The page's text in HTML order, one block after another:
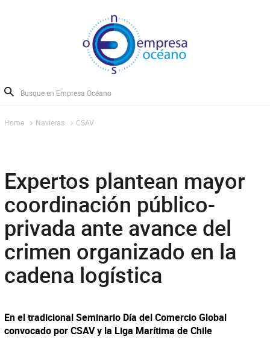
Home Navieras CSAV
Expertos plantean mayor
coordinación público-
privada ante avance del
crimen organizado en la
cadena logística
En el tradicional Seminario Día del Comercio Global
convocado por CSAV y la Liga Marítima de Chile